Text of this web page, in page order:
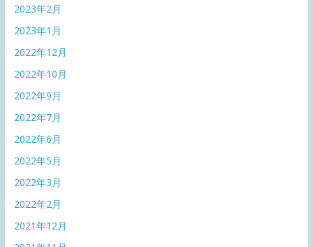
2023年2月
2023年1月
2022年12月
2022年10月
2022年9月
2022年7月
2022年6月
2022年5月
2022年3月
2022年2月
2021年12月